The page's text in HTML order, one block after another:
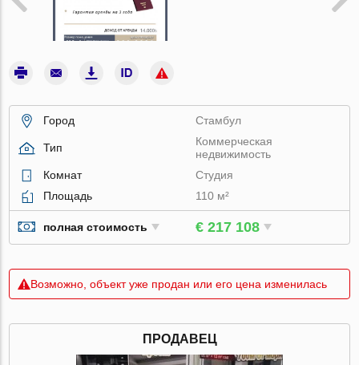
Город Стамбул
Тип
Коммерческая
недвижимость
Комнат
Студия
Площадь
110 м²
полная стоимость € 217 108
Возможно, объект уже продан или его цена изменилась
ПРОДАВЕЦ